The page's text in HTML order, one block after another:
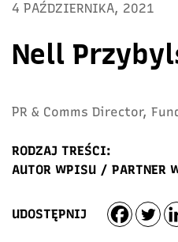
4 PAŹDZIERNIKA, 2021
Nell
PR & Comms Director,
RODZAJ TREŚCI:
AUTOR WPISU / PARTNER
UDOSTĘPNIJ